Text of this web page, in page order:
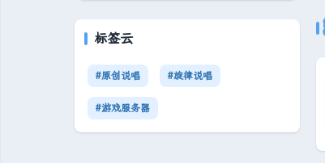
标签云
#原创说唱 #旋律说唱
#游戏服务器